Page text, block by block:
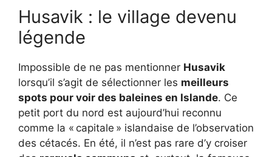
Husavik : le village devenu
légende
Impossible de ne pas mentionner Husavik
lorsqu’il s’agit de sélectionner les meilleurs
spots pour voir des baleines en Islande. Ce
petit port du nord est aujourd’hui reconnu
comme la « capitale » islandaise de l’observation
des cétacés. En été, il n’est pas rare d’y croiser